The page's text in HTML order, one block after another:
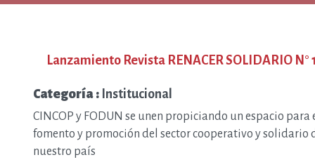
Lanzamiento Revista RENACER SOLIDARIO N° 1
Categoría : Institucional
CINCOP y FODUN se unen propiciando un espacio para
fomento y promoción del sector cooperativo y solidario
nuestro país